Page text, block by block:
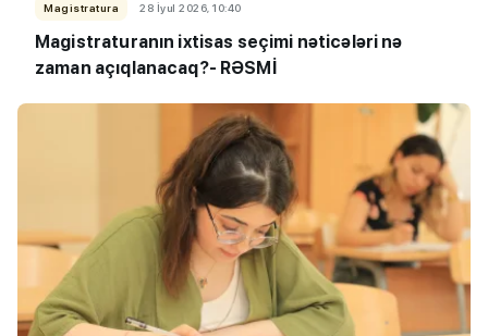
Magistratura 28 İyul 2026, 10:40
Magistraturanın ixtisas seçimi nəticələri nə
zaman açıqlanacaq?- RƏSMİ